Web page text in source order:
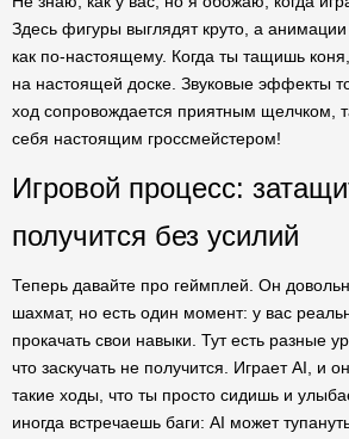
Здесь фигуры выглядят круто, а
как по-настоящему. Когда ты тащишь
на настоящей доске. Звуковые эффекты
ход сопровождается приятным щелчком,
себя настоящим гроссмейстером!
Игровой процесс:
получится без усилий
Теперь давайте про геймплей. Он
шахмат, но есть один момент: у вас
прокачать свои навыки. Тут есть разные
что заскучать не получится. Играет AI, и
такие ходы, что ты просто сидишь и
иногда встречаешь баги: AI может